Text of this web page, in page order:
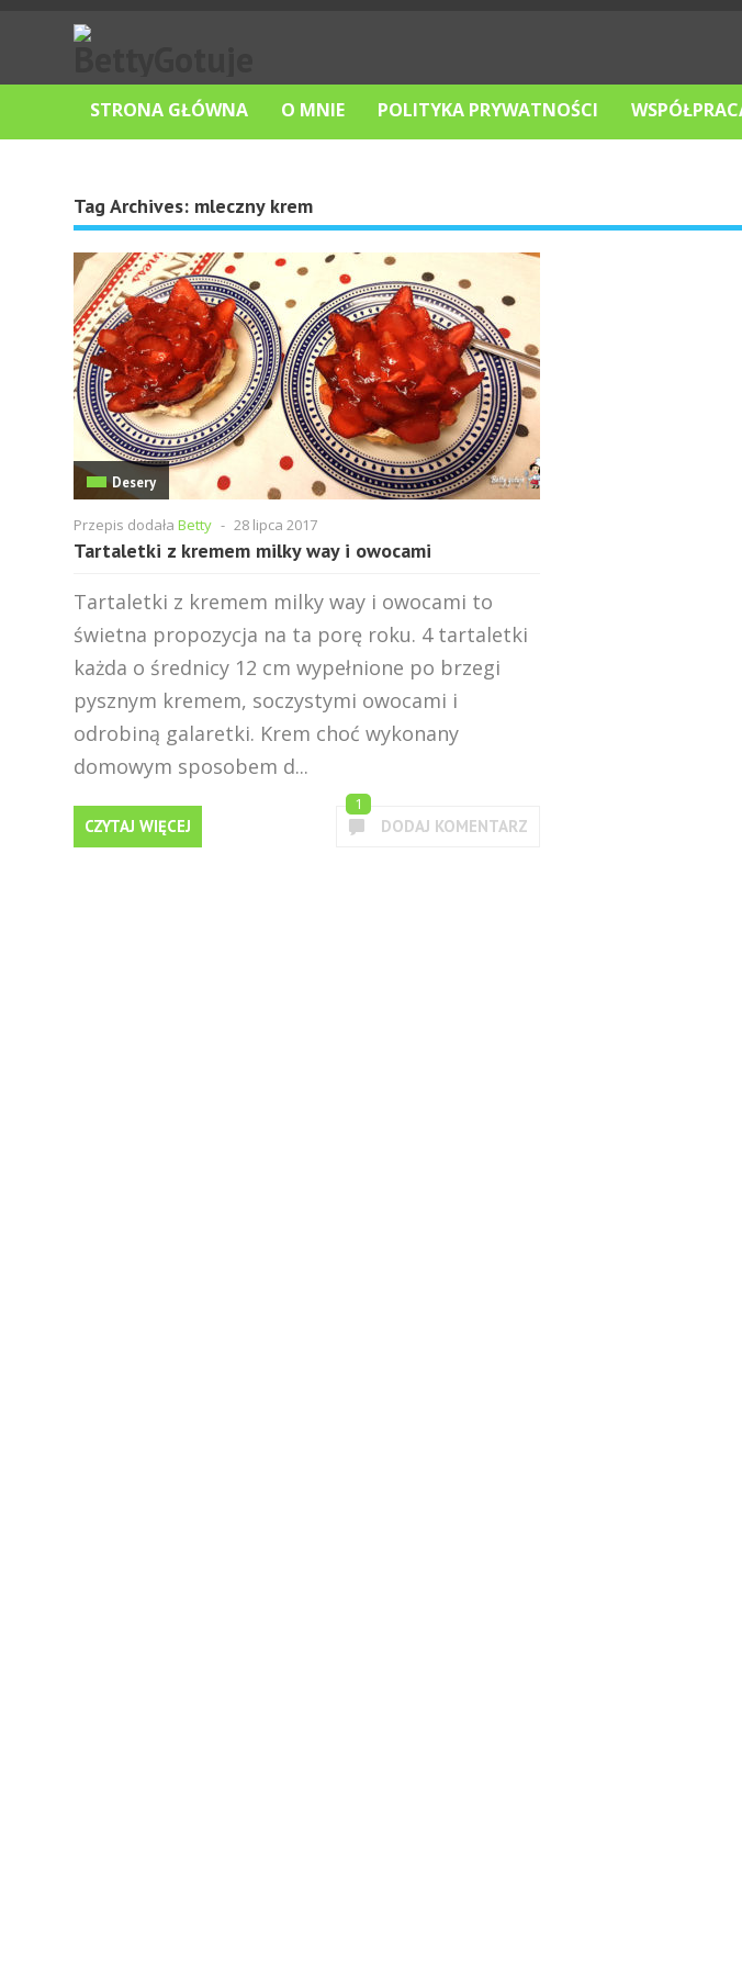
STRONA GŁÓWNA O MNIE POLITYKA PRYWATNOŚCI
Tag Archives: mleczny krem
Desery
Przepis dodała Betty - 28 lipca 2017
Tartaletki z kremem milky way i owocami
Tartaletki z kremem milky way i owocami to
świetna propozycja na ta porę roku. 4 tartaletki
każda o średnicy 12 cm wypełnione po brzegi
pysznym kremem, soczystymi owocami i
odrobiną galaretki. Krem choć wykonany
domowym sposobem d...
CZYTAJ WIĘCEJ
1
DODAJ KOMENTARZ